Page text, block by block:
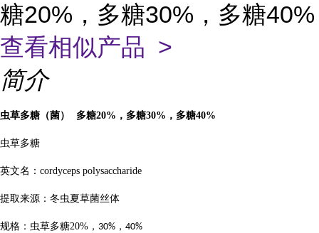
糖20%，多糖30%，多糖40%
查看相似产品 >
简介
虫草多糖（菌） 多糖20% ， 多糖30% ， 多糖40%
虫草多糖
英文名： cordyceps polysaccharide
提取来源：冬虫夏草菌丝体
规格：虫草多糖20% ， 30% ， 40%